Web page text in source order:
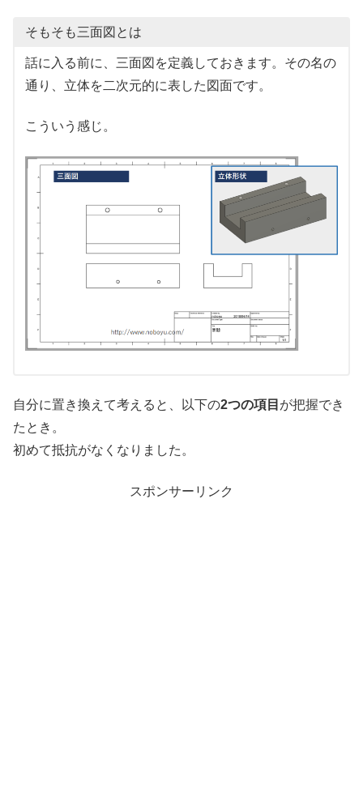
そもそも三面図とは
話に入る前に、三面図を定義しておきます。その名の
通り、立体を二次元的に表した図面です。
こういう感じ。
自分に置き換えて考えると、以下の2つの項目 が把握でき
たとき。
初めて抵抗がなくなりました。
スポンサーリンク